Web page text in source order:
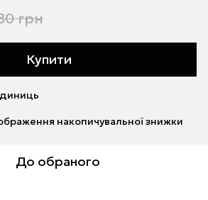
грн
Купити
накопичувальної знижки
До обраного